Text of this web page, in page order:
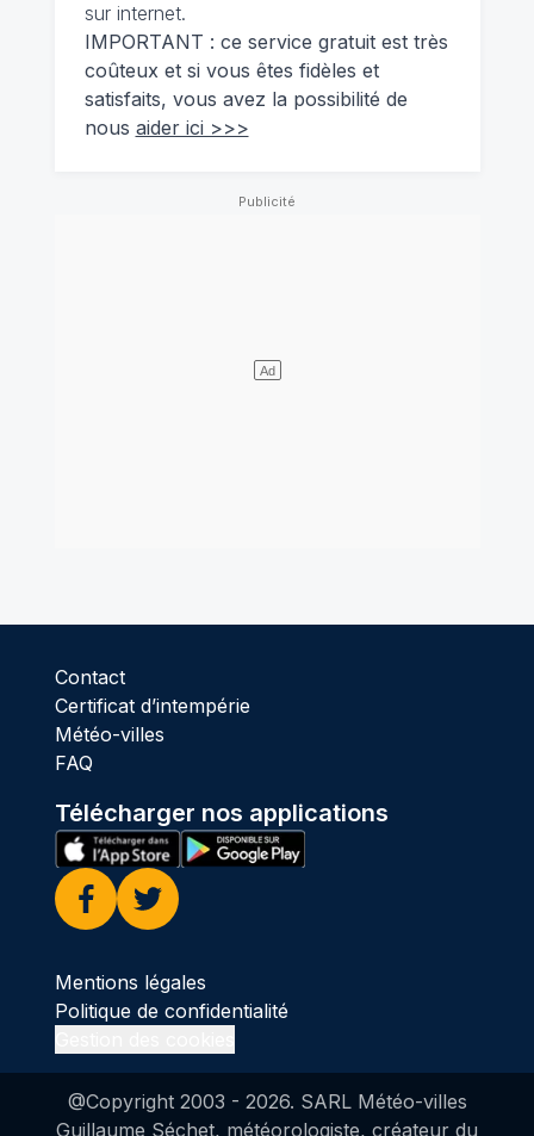
sur internet.
IMPORTANT : ce service gratuit est très
coûteux et si vous êtes fidèles et
satisfaits, vous avez la possibilité de
nous aider ici >>>
Contact
Certificat d’intempérie
Météo-villes
FAQ
Télécharger nos applications
Facebook
Twitter
Mentions légales
Politique de confidentialité
@Copyright 2003 - 2026. SARL Météo-villes
Guillaume Séchet, météorologiste, créateur du